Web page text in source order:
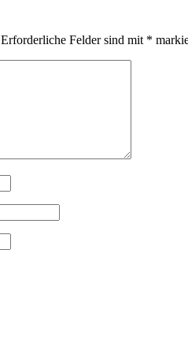
Erforderliche Felder sind mit *